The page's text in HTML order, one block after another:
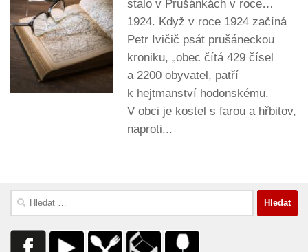
stalo v Prušánkách v roce…
1924. Když v roce 1924 začíná
Petr Ivičič psát prušáneckou
kroniku, „obec čítá 429 čísel
a 2200 obyvatel, patří
k hejtmanství hodonskému.
V obci je kostel s farou a hřbitov,
naproti...
Vyhledávání